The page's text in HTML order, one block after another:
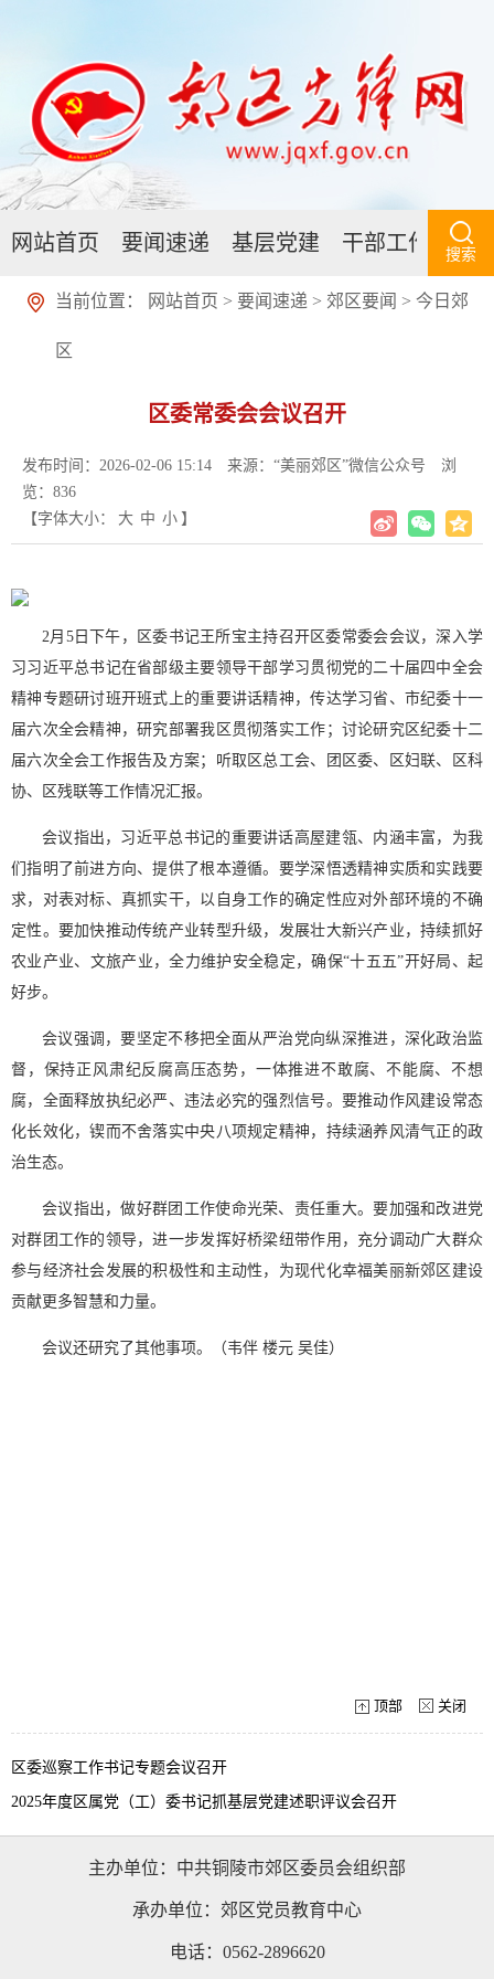
网站首页 要闻速递 基层党建 干部工作 人
搜索
当前位置： 网站首页 > 要闻速递 > 郊区要闻 > 今日郊
区
区委常委会会议召开
发布时间：2026-02-06 15:14 来源：“美丽郊区”微信公众号
浏
览： 836
【字体大小：
大 中 小 】
2月5日下午，区委书记王所宝主持召开区委常委会会议，深入学
习习近平总书记在省部级主要领导干部学习贯彻党的二十届四中全会
精神专题研讨班开班式上的重要讲话精神，传达学习省、市纪委十一
届六次全会精神，研究部署我区贯彻落实工作；讨论研究区纪委十二
届六次全会工作报告及方案；听取区总工会、团区委、区妇联、区科
协、区残联等工作情况汇报。
会议指出，习近平总书记的重要讲话高屋建瓴、内涵丰富，为我
们指明了前进方向、提供了根本遵循。要学深悟透精神实质和实践要
求，对表对标、真抓实干，以自身工作的确定性应对外部环境的不确
定性。要加快推动传统产业转型升级，发展壮大新兴产业，持续抓好
农业产业、文旅产业，全力维护安全稳定，确保“十五五”开好局、起
好步。
会议强调，要坚定不移把全面从严治党向纵深推进，深化政治监
督，保持正风肃纪反腐高压态势，一体推进不敢腐、不能腐、不想
腐，全面释放执纪必严、违法必究的强烈信号。要推动作风建设常态
化长效化，锲而不舍落实中央八项规定精神，持续涵养风清气正的政
治生态。
会议指出，做好群团工作使命光荣、责任重大。要加强和改进党
对群团工作的领导，进一步发挥好桥梁纽带作用，充分调动广大群众
参与经济社会发展的积极性和主动性，为现代化幸福美丽新郊区建设
贡献更多智慧和力量。
会议还研究了其他事项。（韦伴 楼元 吴佳）
顶部 关闭
区委巡察工作书记专题会议召开
2025年度区属党（工）委书记抓基层党建述职评议会召开
主办单位：中共铜陵市郊区委员会组织部
承办单位：郊区党员教育中心
电话：0562-2896620